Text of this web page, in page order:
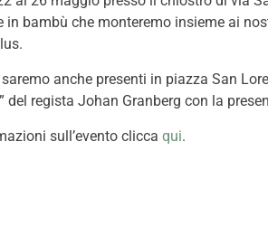
in bambù che monteremo insieme ai
anche presenti in piazza San
del regista Johan Granberg con la
sull’evento clicca qui.